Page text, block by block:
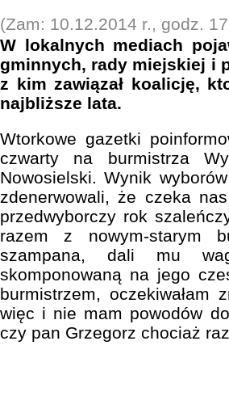
(Zam: 10.12.2014 r., godz.
W lokalnych mediach
gminnych, rady miejskiej i
z kim zawiązał koalicję,
najbliższe lata.
Wtorkowe gazetki
czwarty na burmistrza
Nowosielski. Wynik
zdenerwowali, że czeka
przedwyborczy rok
razem z nowym-starym
szampana, dali mu
skomponowaną na jego
burmistrzem, oczekiwałam
więc i nie mam powodów
czy pan Grzegorz chociaż